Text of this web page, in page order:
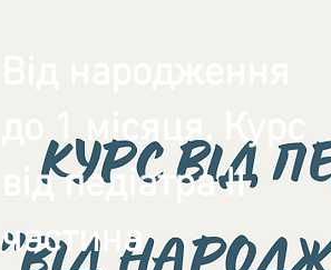
до 1 місяця. Курс
від педіатра ІІ
частина